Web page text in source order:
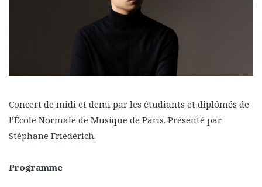
Concert de midi et demi par les étudiants et diplômés de
l’École Normale de Musique de Paris. Présenté par
Stéphane Friédérich.
Programme